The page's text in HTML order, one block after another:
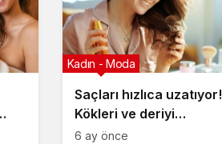
Saçları hızlıca uzatıyor!
Kökleri ve deriyi
temizleyen detay
Kadın - Moda
6 ay önce